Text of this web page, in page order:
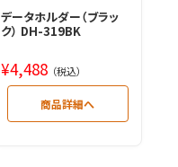
データホルダー（ブラッ
ク） DH-319BK
¥4,488 （税込）